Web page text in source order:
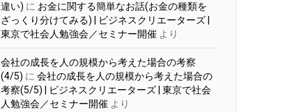
違い) に お金に関する簡単なお話(お金の種類を
ざっくり分けてみる) | ビジネスクリエーターズ |
東京で社会人勉強会／セミナー開催 より
会社の成長を人の規模から考えた場合の考察
(4/5) に 会社の成長を人の規模から考えた場合の
考察(5/5) | ビジネスクリエーターズ | 東京で社会
人勉強会／セミナー開催 より